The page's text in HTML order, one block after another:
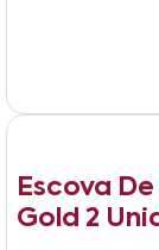
Escova
Gold 2